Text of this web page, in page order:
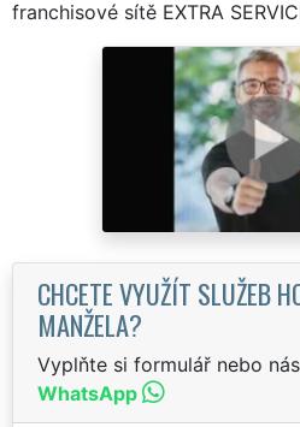
franchisové sítě EXTRA
CHCETE VYUŽÍT SLUŽEB
MANŽELA?
Vyplňte si formulář nebo
WhatsApp